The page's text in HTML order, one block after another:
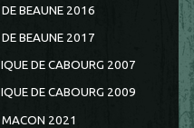
BEAUNE 2016
BEAUNE 2017
DE CABOURG 2007
DE CABOURG 2009
MACON 2021